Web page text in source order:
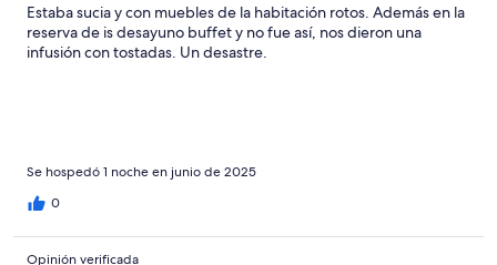
Estaba sucia y con muebles de la habitación rotos. Además en la
reserva de is desayuno buffet y no fue así, nos dieron una
infusión con tostadas. Un desastre.
Se hospedó 1 noche en junio de 2025
0
Opinión verificada